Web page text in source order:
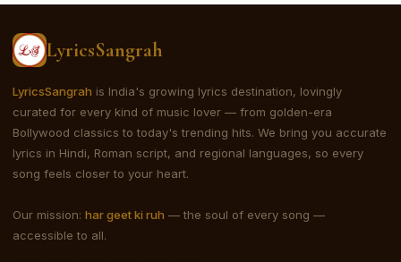
LyricsSangrah
LyricsSangrah is India's growing lyrics destination, lovingly
curated for every kind of music lover — from golden-era
Bollywood classics to today's trending hits. We bring you accurate
lyrics in Hindi, Roman script, and regional languages, so every
song feels closer to your heart.
Our mission: har geet ki ruh — the soul of every song —
accessible to all.